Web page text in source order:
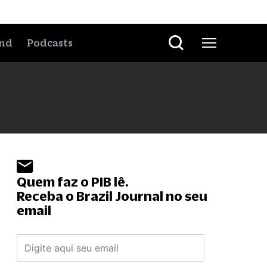
Podcasts
Quem faz o PIB lê.
Receba o Brazil Journal no seu
email